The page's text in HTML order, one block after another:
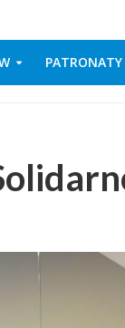
PATRONATY